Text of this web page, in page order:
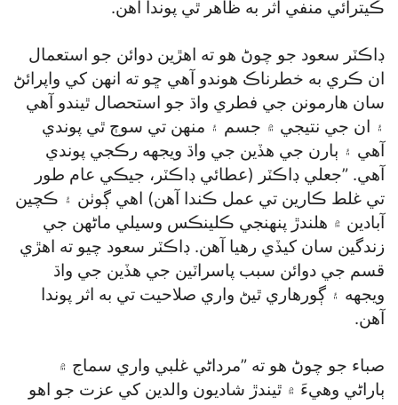
ڪيترائي منفي اثر به ظاهر ٿي پوندا آهن.
ڊاڪٽر سعود جو چوڻ هو ته اهڙين دوائن جو استعمال
ان ڪري به خطرناڪ هوندو آهي ڇو ته انهن کي واپرائڻ
سان هارمونن جي فطري واڌ جو استحصال ٿيندو آهي
۽ ان جي نتيجي ۾ جسم ۽ منهن تي سوڄ ٿي پوندي
آهي ۽ ٻارن جي هڏين جي واڌ ويجهه رڪجي پوندي
آهي. ”جعلي ڊاڪٽر (عطائي ڊاڪٽر، جيڪي عام طور
تي غلط ڪارين تي عمل ڪندا آهن) اهي ڳوٺن ۽ ڪچين
آبادين ۾ هلندڙ پنهنجي ڪلينڪس وسيلي ماڻهن جي
زندگين سان کيڏي رهيا آهن. ڊاڪٽر سعود چيو ته اهڙي
قسم جي دوائن سبب پاسراٽين جي هڏين جي واڌ
ويجهه ۽ ڳورهاري ٿيڻ واري صلاحيت تي به اثر پوندا
آهن.
صباء جو چوڻ هو ته ”مرداڻي غلبي واري سماج ۾
ٻاراڻي وهيءَ ۾ ٿيندڙ شاديون والدين کي عزت جو اهو